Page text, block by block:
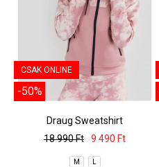
CSAK ONLINE
-50%
Draug Sweatshirt
18 990 Ft
9 490 Ft
M L